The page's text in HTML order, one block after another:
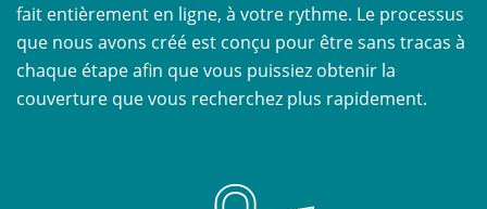
fait entièrement en ligne, à votre rythme. Le processus
que nous avons créé est conçu pour être sans tracas à
chaque étape afin que vous puissiez obtenir la
couverture que vous recherchez plus rapidement.